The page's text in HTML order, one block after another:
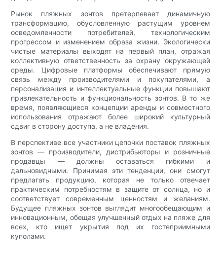
Рынок пляжных зонтов претерпевает динамичную
трансформацию, обусловленную растущим уровнем
осведомленности потребителей, технологическим
прогрессом и изменением образа жизни. Экологически
чистые материалы выходят на первый план, отражая
коллективную ответственность за охрану окружающей
среды. Цифровые платформы обеспечивают прямую
связь между производителями и покупателями, а
персонализация и интеллектуальные функции повышают
привлекательность и функциональность зонтов. В то же
время, появляющиеся концепции аренды и совместного
использования отражают более широкий культурный
сдвиг в сторону доступа, а не владения.
В перспективе все участники цепочки поставок пляжных
зонтов — производители, дистрибьюторы и розничные
продавцы — должны оставаться гибкими и
дальновидными. Принимая эти тенденции, они смогут
предлагать продукцию, которая не только отвечает
практическим потребностям в защите от солнца, но и
соответствует современным ценностям и желаниям.
Будущее пляжных зонтов выглядит многообещающим и
инновационным, обещая улучшенный отдых на пляже для
всех, кто ищет укрытия под их гостеприимными
куполами.